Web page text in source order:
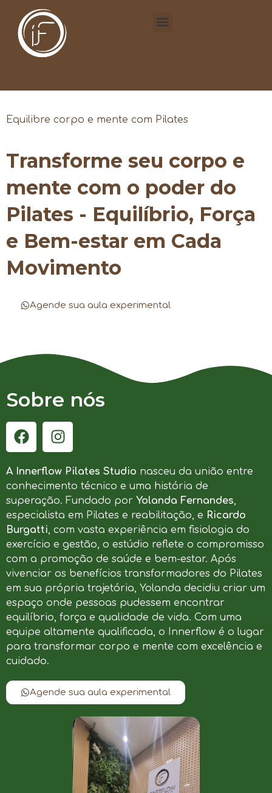
Equilibre corpo e mente com Pilates
Transforme seu corpo e
mente com o poder do
Pilates - Equilíbrio, Força
e Bem-estar em Cada
Movimento
Agende sua aula experimental
Sobre nós
A Innerflow Pilates Studio nasceu da união entre
conhecimento técnico e uma história de
superação. Fundado por Yolanda Fernandes,
especialista em Pilates e reabilitação, e Ricardo
Burgatti, com vasta experiência em fisiologia do
exercício e gestão, o estúdio reflete o compromisso
com a promoção de saúde e bem-estar. Após
vivenciar os benefícios transformadores do Pilates
em sua própria trajetória, Yolanda decidiu criar um
espaço onde pessoas pudessem encontrar
equilíbrio, força e qualidade de vida. Com uma
equipe altamente qualificada, o Innerflow é o lugar
para transformar corpo e mente com excelência e
cuidado.
Agende sua aula experimental